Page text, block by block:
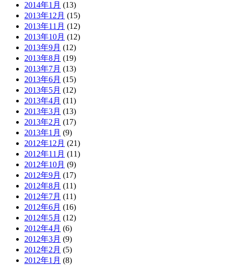
2014年1月 (13)
2013年12月 (15)
2013年11月 (12)
2013年10月 (12)
2013年9月 (12)
2013年8月 (19)
2013年7月 (13)
2013年6月 (15)
2013年5月 (12)
2013年4月 (11)
2013年3月 (13)
2013年2月 (17)
2013年1月 (9)
2012年12月 (21)
2012年11月 (11)
2012年10月 (9)
2012年9月 (17)
2012年8月 (11)
2012年7月 (11)
2012年6月 (16)
2012年5月 (12)
2012年4月 (6)
2012年3月 (9)
2012年2月 (5)
2012年1月 (8)